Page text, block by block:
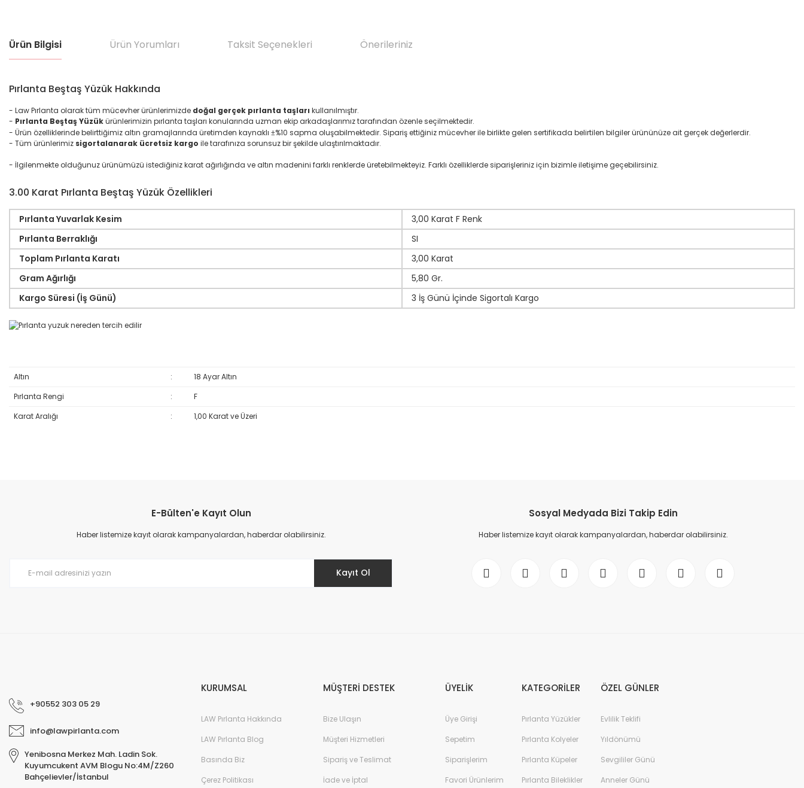
Ürün Bilgisi Ürün Yorumları Taksit Seçenekleri Önerileriniz
Pırlanta Beştaş Yüzük Hakkında
- Law Pırlanta olarak tüm mücevher ürünlerimizde doğal gerçek pırlanta taşları kullanılmıştır.
- Pırlanta Beştaş Yüzükürünlerimizin pırlanta taşları konularında uzman ekip arkadaşlarımız tarafından özenle seçilmektedir.
- Ürün özelliklerinde belirttiğimiz altın gramajlarında üretimden kaynaklı ±%10 sapma oluşabilmektedir. Sipariş ettiğiniz mücevher ile birlikte gelen sertifikada belirtilen bilgiler ürününüze ait gerçek değerlerdir.
- Tüm ürünlerimiz sigortalanarak ücretsiz kargo ile tarafınıza sorunsuz bir şekilde ulaştırılmaktadır.
- İlgilenmekte olduğunuz ürünümüzü istediğiniz karat ağırlığında ve altın madenini farklı renklerde üretebilmekteyiz. Farklı özelliklerde siparişleriniz için bizimle iletişime geçebilirsiniz.
3.00 Karat Pırlanta Beştaş Yüzük Özellikleri
Pırlanta Yuvarlak Kesim
3,00 Karat F Renk
Pırlanta Berraklığı
SI
Toplam Pırlanta Karatı
3,00 Karat
Gram Ağırlığı
5,80 Gr.
Kargo Süresi (İş Günü)
3 İş Günü İçinde Sigortalı Kargo
Altın :
18 Ayar Altın
Pırlanta Rengi
:
F
Karat Aralığı
: 1,00 Karat ve Üzeri
Ürün resmi kalitesiz, bozuk veya görüntülenemiyor.
Ürün açıklamasında eksik bilgiler bulunuyor.
E-Bülten'e Kayıt Olun
Haber listemize kayıt olarak kampanyalardan, haberdar olabilirsiniz.
Kayıt Ol
Sosyal Medyada Bizi Takip Edin
Haber listemize kayıt olarak kampanyalardan, haberdar olabilirsiniz.
+90552 303 05 29
info@lawpirlanta.com
Yenibosna Merkez Mah. Ladin Sok.
Kuyumcukent AVM Blogu No:4M/Z260
Bahçelievler/İstanbul
KURUMSAL
LAW Pırlanta Hakkında
LAW Pırlanta Blog
Basında Biz
Çerez Politikası
MÜŞTERİ DESTEK
Bize Ulaşın
Müşteri Hizmetleri
Sipariş ve Teslimat
İade ve İptal
ÜYELİK
Üye Girişi
Sepetim
Siparişlerim
Favori Ürünlerim
KATEGORİLER
Pırlanta Yüzükler
Pırlanta Kolyeler
Pırlanta Küpeler
Pırlanta Bileklikler
ÖZEL GÜNLER
Evlilik Teklifi
Yıldönümü
Sevgililer Günü
Anneler Günü